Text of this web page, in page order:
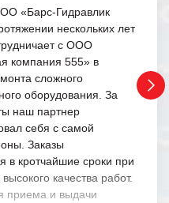
«Барс-Гидравлик
нескольких лет
с ООО
компания 555» в
сложного
оборудования. За
наш партнер
себя с самой
Заказы
в кротчайшие сроки при
качества работ.
приема и выдачи